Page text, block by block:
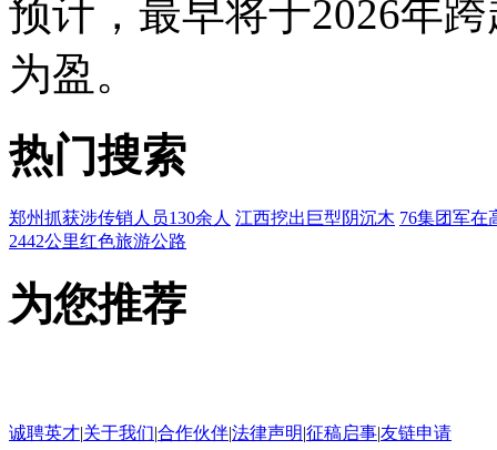
预计，最早将于2026年
为盈。
热门搜索
郑州抓获涉传销人员130余人 江西挖出巨型阴沉木 76集团军在
2442公里红色旅游公路
为您推荐
诚聘英才|关于我们|合作伙伴|法律声明|征稿启事|友链申请